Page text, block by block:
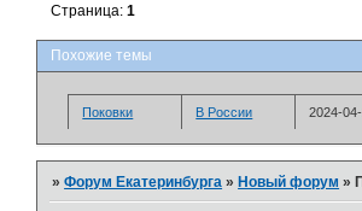
Страница:1
Похожие темы
Поковки ­В России 2024-04-
»Форум Екатеринбурга » Новый форум »